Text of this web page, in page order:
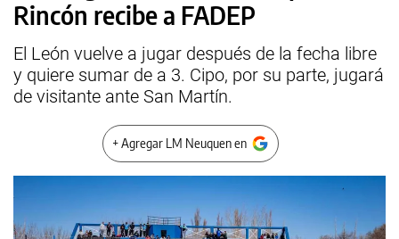
Rincón recibe a FADEP
El León vuelve a jugar después de la fecha libre
y quiere sumar de a 3. Cipo, por su parte, jugará
de visitante ante San Martín.
+ Agregar LM Neuquen en